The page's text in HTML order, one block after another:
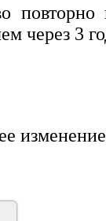
повторно
через 3